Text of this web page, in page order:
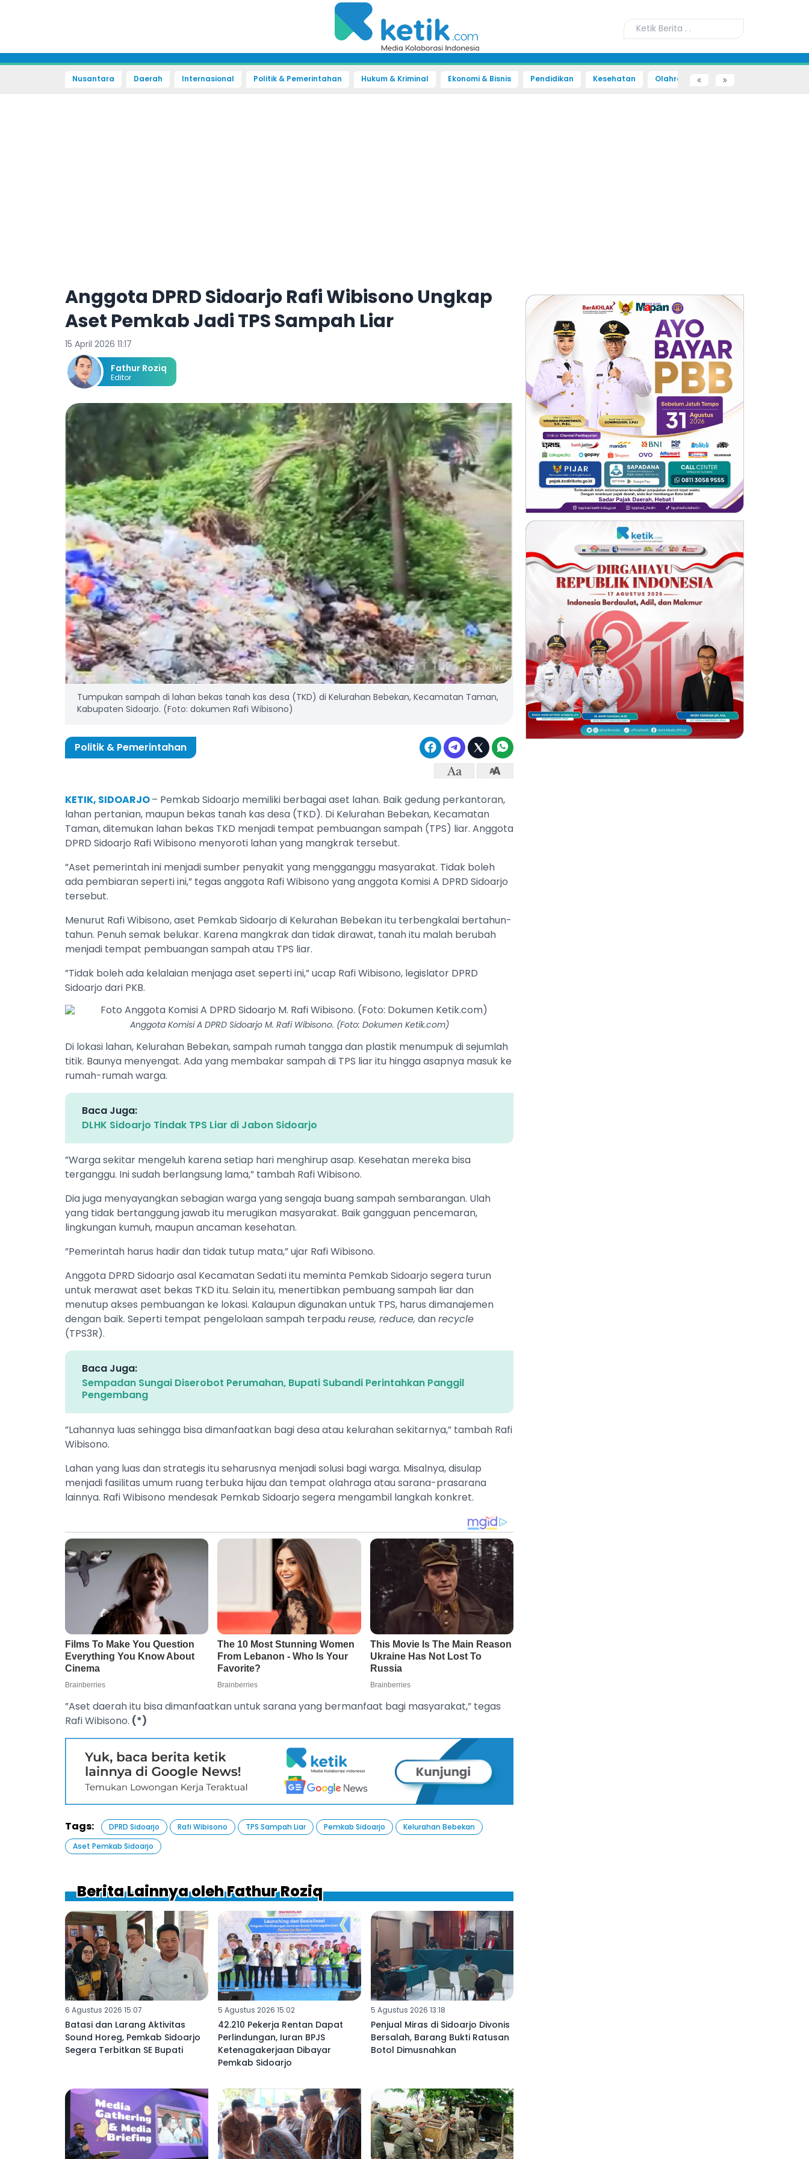
Nusantara Daerah Internasional Politik & Pemerintahan Hukum & Kriminal Ekonomi & Bisnis Pendidikan Kesehatan Olahraga Sains dan Teknologi
Anggota DPRD Sidoarjo Rafi Wibisono Ungkap
Aset Pemkab Jadi TPS Sampah Liar
15 April 2026 11:17
Fathur Roziq
Editor
Tumpukan sampah di lahan bekas tanah kas desa (TKD) di Kelurahan Bebekan, Kecamatan Taman,
Kabupaten Sidoarjo. (Foto: dokumen Rafi Wibisono)
Politik & Pemerintahan
KETIK, SIDOARJO– Pemkab Sidoarjo memiliki berbagai aset lahan. Baik gedung perkantoran,
lahan pertanian, maupun bekas tanah kas desa (TKD). Di Kelurahan Bebekan, Kecamatan
Taman, ditemukan lahan bekas TKD menjadi tempat pembuangan sampah (TPS) liar. Anggota
DPRD Sidoarjo Rafi Wibisono menyoroti lahan yang mangkrak tersebut.
”Aset pemerintah ini menjadi sumber penyakit yang mengganggu masyarakat. Tidak boleh
ada pembiaran seperti ini,” tegas anggota Rafi Wibisono yang anggota Komisi A DPRD Sidoarjo
tersebut.
Menurut Rafi Wibisono, aset Pemkab Sidoarjo di Kelurahan Bebekan itu terbengkalai bertahun-
tahun. Penuh semak belukar. Karena mangkrak dan tidak dirawat, tanah itu malah berubah
menjadi tempat pembuangan sampah atau TPS liar.
”Tidak boleh ada kelalaian menjaga aset seperti ini,” ucap Rafi Wibisono, legislator DPRD
Sidoarjo dari PKB.
Anggota Komisi A DPRD Sidoarjo M. Rafi Wibisono. (Foto: Dokumen Ketik.com)
Di lokasi lahan, Kelurahan Bebekan, sampah rumah tangga dan plastik menumpuk di sejumlah
titik. Baunya menyengat. Ada yang membakar sampah di TPS liar itu hingga asapnya masuk ke
rumah-rumah warga.
Baca Juga:
DLHK Sidoarjo Tindak TPS Liar di Jabon Sidoarjo
”Warga sekitar mengeluh karena setiap hari menghirup asap. Kesehatan mereka bisa
terganggu. Ini sudah berlangsung lama,” tambah Rafi Wibisono.
Dia juga menyayangkan sebagian warga yang sengaja buang sampah sembarangan. Ulah
yang tidak bertanggung jawab itu merugikan masyarakat. Baik gangguan pencemaran,
lingkungan kumuh, maupun ancaman kesehatan.
”Pemerintah harus hadir dan tidak tutup mata,” ujar Rafi Wibisono.
Anggota DPRD Sidoarjo asal Kecamatan Sedati itu meminta Pemkab Sidoarjo segera turun
untuk merawat aset bekas TKD itu. Selain itu, menertibkan pembuang sampah liar dan
menutup akses pembuangan ke lokasi. Kalaupun digunakan untuk TPS, harus dimanajemen
dengan baik. Seperti tempat pengelolaan sampah terpadureuse, reduce, danrecycle
(TPS3R).
Baca Juga:
Sempadan Sungai Diserobot Perumahan, Bupati Subandi Perintahkan Panggil
Pengembang
”Lahannya luas sehingga bisa dimanfaatkan bagi desa atau kelurahan sekitarnya,” tambah Rafi
Wibisono.
Lahan yang luas dan strategis itu seharusnya menjadi solusi bagi warga. Misalnya, disulap
menjadi fasilitas umum ruang terbuka hijau dan tempat olahraga atau sarana-prasarana
lainnya. Rafi Wibisono mendesak Pemkab Sidoarjo segera mengambil langkah konkret.
”Aset daerah itu bisa dimanfaatkan untuk sarana yang bermanfaat bagi masyarakat,” tegas
Rafi Wibisono. (*)
Tags: DPRD Sidoarjo Rafi Wibisono TPS Sampah Liar Pemkab Sidoarjo
Kelurahan Bebekan
Aset Pemkab Sidoarjo
Berita Lainnya oleh Fathur Roziq
6 Agustus 2026 15:07
Batasi dan Larang Aktivitas
Sound Horeg, Pemkab Sidoarjo
Segera Terbitkan SE Bupati
5 Agustus 2026 15:02
42.210 Pekerja Rentan Dapat
Perlindungan, Iuran BPJS
Ketenagakerjaan Dibayar
Pemkab Sidoarjo
5 Agustus 2026 13:18
Penjual Miras di Sidoarjo Divonis
Bersalah, Barang Bukti Ratusan
Botol Dimusnahkan